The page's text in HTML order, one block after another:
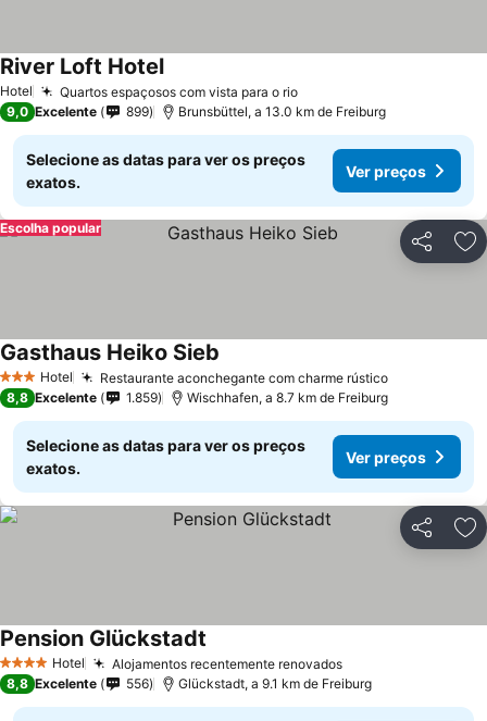
Hotel Quartos espaçosos com vista para o rio
River Loft Hotel
9,0 Excelente 899 Brunsbüttel, a 13.0 km de Freiburg
Selecione as datas para ver os preços
exatos.
Ver preços
Partilhar
Escolha popular
3 EstrelasHotel Restaurante aconchegante com charme rústico
Gasthaus Heiko Sieb
8,8 Excelente 1.859 Wischhafen, a 8.7 km de Freiburg
Selecione as datas para ver os preços
exatos.
Ver preços
Partilhar
4 EstrelasHotel Alojamentos recentemente renovados
Pension Glückstadt
8,8 Excelente 556 Glückstadt, a 9.1 km de Freiburg